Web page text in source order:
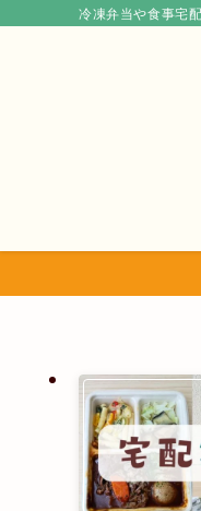
冷凍弁当や食事宅